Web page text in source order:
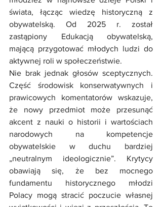
świata, łącząc wiedzę historyczną z
obywatelską. Od 2025 r. został
zastąpiony Edukacją obywatelską,
mającą przygotować młodych ludzi do
aktywnej roli w społeczeństwie.
Nie brak jednak głosów sceptycznych.
Część środowisk konserwatywnych i
prawicowych komentatorów wskazuje,
że nowy przedmiot może przesunąć
akcent z nauki o historii i wartościach
narodowych na kompetencje
obywatelskie w duchu bardziej
„neutralnym ideologicznie”. Krytycy
obawiają się, że bez mocnego
fundamentu historycznego młodzi
Polacy mogą stracić poczucie własnej